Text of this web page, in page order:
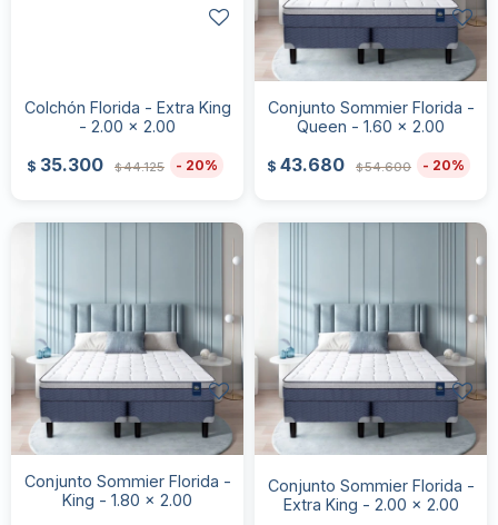
Colchón Florida - Extra King
- 2.00 x 2.00
$ 35.300 $44.125 20
Conjunto Sommier Florida -
Queen - 1.60 x 2.00
$ 43.680 $54.600 20
Conjunto Sommier Florida -
King - 1.80 x 2.00
Conjunto Sommier Florida -
Extra King - 2.00 x 2.00